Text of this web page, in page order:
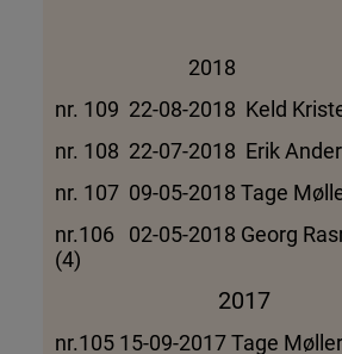
2018
nr. 109 22-08-2018 Keld
nr. 108 22-07-2018 Erik
nr. 107 09-05-2018 Tage
nr.106 02-05-2018 Georg
(4)
2017
nr.105 15-09-2017 Tage